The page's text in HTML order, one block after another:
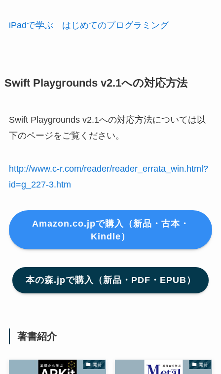
iPadで学ぶ はじめてのプログラミング
Swift Playgrounds v2.1への対応方法
Swift Playgrounds v2.1への対応方法については以
下のページをご覧ください。
http://www.c-r.com/reader/reader_errata_win.html?
id=g_227-3.htm
Amazon.co.jpで購入（新品・古本・
Kindle）
本の森.jpで購入（新品・PDF・EPUB）
著書紹介
開発 開発